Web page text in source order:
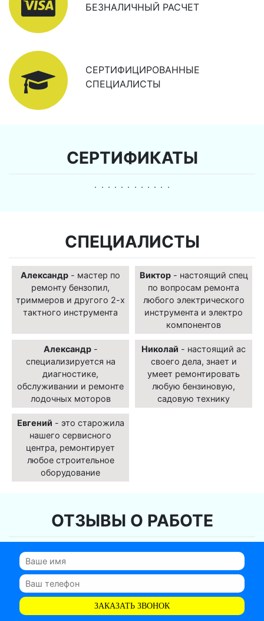
БЕЗНАЛИЧНЫЙ РАСЧЕТ
СЕРТИФИЦИРОВАННЫЕ
СПЕЦИАЛИСТЫ
СЕРТИФИКАТЫ
СПЕЦИАЛИСТЫ
Александр - мастер по
ремонту бензопил,
триммеров и другого 2-х
тактного инструмента
Виктор- настоящий спец
по вопросам ремонта
любого электрического
инструмента и электро
компонентов
Александр-
специализируется на
диагностике,
обслуживании и ремонте
лодочных моторов
Николай - настоящий ас
своего дела, знает и
умеет ремонтировать
любую бензиновую,
садовую технику
Евгений - это старожила
нашего сервисного
центра, ремонтирует
любое строительное
оборудование
ОТЗЫВЫ О РАБОТЕ
ЗАКАЗАТЬ ЗВОНОК